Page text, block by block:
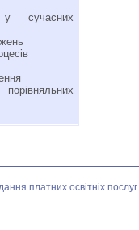
у сучасних
платних освітніх послуг